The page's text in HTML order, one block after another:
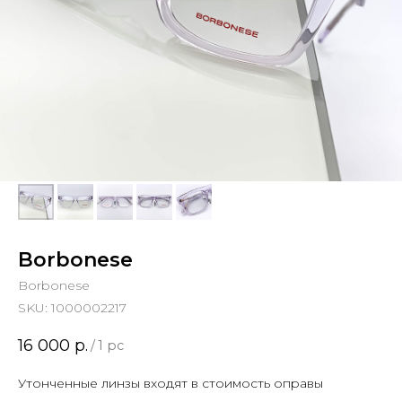
Borbonese
Borbonese
SKU: 1000002217
16 000 р. /1 pc
Утонченные линзы входят в стоимость оправы